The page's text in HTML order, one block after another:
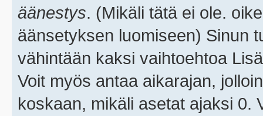
äänestys. (Mikäli tätä ei ole.
äänsetyksen luomiseen) Sinun
vähintään kaksi vaihtoehtoa
Voit myös antaa aikarajan,
koskaan, mikäli asetat ajaksi 0.